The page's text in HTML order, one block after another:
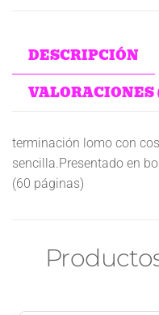
DESCRIPCIÓN
VALORACIONES
terminación lomo con
sencilla.Presentado en
(60 páginas)